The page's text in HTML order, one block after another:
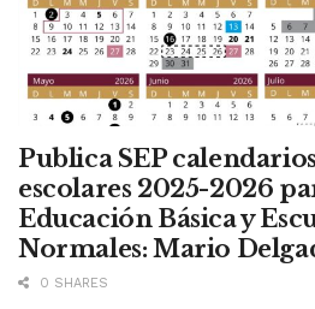
Publica SEP calendarios
escolares 2025-2026
Educación Básica y
Normales: Mario
0 SHARES